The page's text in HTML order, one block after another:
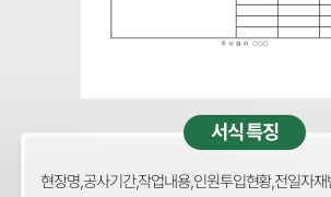
서식 특징
현장명,공사기간,작업내용,인원투입현황,전일자